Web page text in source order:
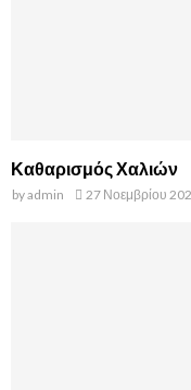
Καθαρισμός Χαλιών
byadmin 27 Νοεμβρίου